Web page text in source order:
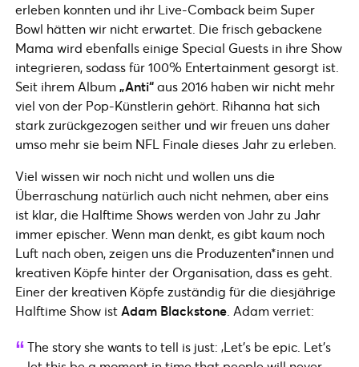
erleben konnten und ihr Live-Comback beim Super
Bowl hätten wir nicht erwartet. Die frisch gebackene
Mama wird ebenfalls einige Special Guests in ihre Show
integrieren, sodass für 100% Entertainment gesorgt ist.
Seit ihrem Album„Anti“aus 2016 haben wir nicht mehr
viel von der Pop-Künstlerin gehört. Rihanna hat sich
stark zurückgezogen seither und wir freuen uns daher
umso mehr sie beim NFL Finale dieses Jahr zu erleben.
Viel wissen wir noch nicht und wollen uns die
Überraschung natürlich auch nicht nehmen, aber eins
ist klar, die Halftime Shows werden von Jahr zu Jahr
immer epischer. Wenn man denkt, es gibt kaum noch
Luft nach oben, zeigen uns die Produzenten*innen und
kreativen Köpfe hinter der Organisation, dass es geht.
Einer der kreativen Köpfe zuständig für die diesjährige
Halftime Show istAdam Blackstone. Adam verriet:
The story she wants to tell is just: ‚Let’s be epic. Let’s